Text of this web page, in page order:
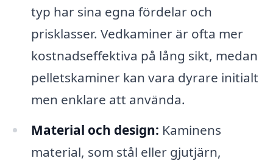
typ har sina egna fördelar och
prisklasser. Vedkaminer är ofta mer
kostnadseffektiva på lång sikt, medan
pelletskaminer kan vara dyrare initialt
men enklare att använda.
Material och design: Kaminens
material, som stål eller gjutjärn,